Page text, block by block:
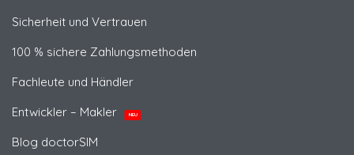
Sicherheit und Vertrauen
100 % sichere Zahlungsmethoden
Fachleute und Händler
Entwickler – Makler
NEU
Blog doctorSIM